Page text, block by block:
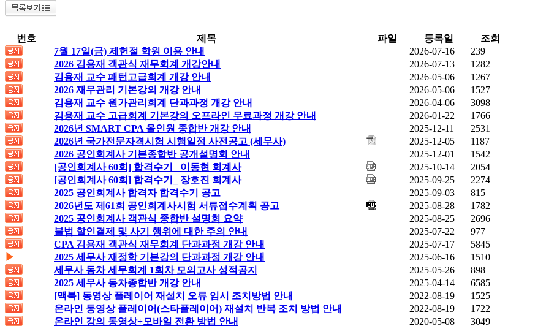
번호 제목 파일 등록일
조회
7월 17일(금) 제헌절 학원 이용 안내
2026-07-16
239
2026 김용재 객관식 재무회계 개강안내
2026-07-13
1282
김용재 교수 패턴고급회계 개강 안내
2026-05-06
1267
2026 재무관리 기본강의 개강 안내
2026-05-06
1527
김용재 교수 원가관리회계 단과과정 개강 안내
2026-04-06
3098
김용재 교수 고급회계 기본강의 오프라인 무료과정 개강 안내
2026-01-22
1766
2026년 SMART CPA 올인원 종합반 개강 안내
2025-12-11
2531
2026년 국가전문자격시험 시행일정 사전공고 (세무사)
2025-12-05
1187
2026 공인회계사 기본종합반 공개설명회 안내
2025-12-01
1542
[공인회계사 60회] 합격수기_ 이동현 회계사
2025-10-14
2054
[공인회계사 60회] 합격수기_ 장호진 회계사
2025-09-25
2274
2025 공인회계사 합격자 합격수기 공고
2025-09-03
815
2026년도 제61회 공인회계사시험 서류접수계획 공고
2025-08-28
1782
2025 공인회계사 객관식 종합반 설명회 요약
2025-08-25
2696
불법 할인결제 및 사기 행위에 대한 주의 안내
2025-07-22
977
CPA 김용재 객관식 재무회계 단과과정 개강 안내
2025-07-17
5845
▶
2025 세무사 재정학 기본강의 단과과정 개강 안내 2025-06-16
1510
세무사 동차 세무회계 1회차 모의고사 성적공지
2025-05-26
898
2025 세무사 동차종합반 개강 안내
2025-04-14
6585
[맥북] 동영상 플레이어 재설치 오류 임시 조치방법 안내
2022-08-19
1525
온라인 동영상 플레이어(스타플레이어) 재설치 반복 조치 방법 안내
2022-08-19
1722
온라인 강의 동영상+모바일 전환 방법 안내
2020-05-08 3049